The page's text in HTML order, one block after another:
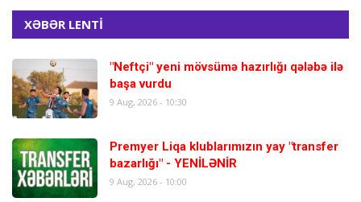
XƏBƏR LENTİ
"Neftçi" yeni mövsümə hazırlığı qələbə ilə
başa vurdu
9 Aug, 2026 - 10:30
Premyer Liqa klublarımızın yay "transfer
bazarlığı" - YENİLƏNİR
9 Aug, 2026 - 10:00